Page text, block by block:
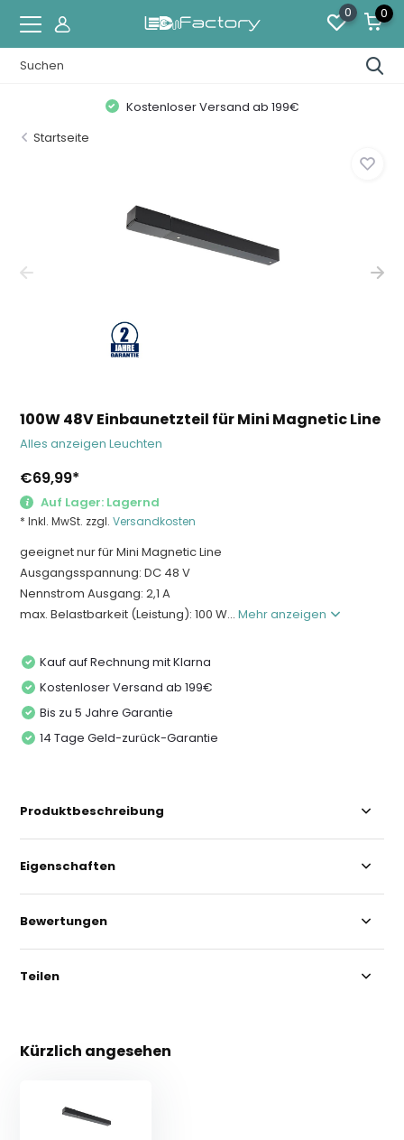
0 0
Kostenloser Versand ab 199€
Startseite
100W 48V Einbaunetzteil für Mini Magnetic Line
Alles anzeigen Leuchten
€69,99*
Auf Lager: Lagernd
* Inkl. MwSt. zzgl.Versandkosten
geeignet nur für Mini Magnetic Line
Ausgangsspannung: DC 48 V
Nennstrom Ausgang: 2,1 A
max. Belastbarkeit (Leistung): 100 W...Mehr anzeigen
Kauf auf Rechnung mit Klarna
Kostenloser Versand ab 199€
Bis zu 5 Jahre Garantie
14 Tage Geld-zurück-Garantie
Produktbeschreibung
Eigenschaften
Bewertungen
Teilen
Kürzlich angesehen